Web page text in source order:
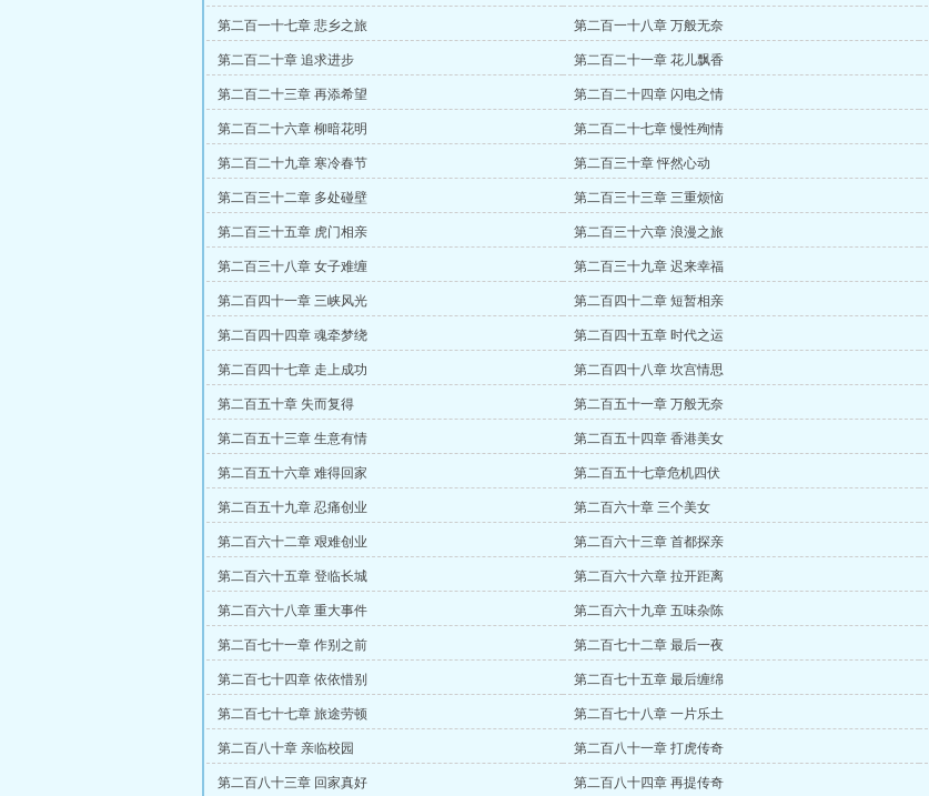
第二百一十七章 悲乡之旅 第二百一十八章 万般无奈
第二百二十章 追求进步 第二百二十一章 花儿飘香
第二百二十三章 再添希望 第二百二十四章 闪电之情
第二百二十六章 柳暗花明 第二百二十七章 慢性殉情
第二百二十九章 寒冷春节 第二百三十章 怦然心动
第二百三十二章 多处碰壁 第二百三十三章 三重烦恼
第二百三十五章 虎门相亲 第二百三十六章 浪漫之旅
第二百三十八章 女子难缠 第二百三十九章 迟来幸福
第二百四十一章 三峡风光 第二百四十二章 短暂相亲
第二百四十四章 魂牵梦绕 第二百四十五章 时代之运
第二百四十七章 走上成功 第二百四十八章 坎宫情思
第二百五十章 失而复得 第二百五十一章 万般无奈
第二百五十三章 生意有情 第二百五十四章 香港美女
第二百五十六章 难得回家 第二百五十七章危机四伏
第二百五十九章 忍痛创业 第二百六十章 三个美女
第二百六十二章 艰难创业 第二百六十三章 首都探亲
第二百六十五章 登临长城 第二百六十六章 拉开距离
第二百六十八章 重大事件 第二百六十九章 五味杂陈
第二百七十一章 作别之前 第二百七十二章 最后一夜
第二百七十四章 依依惜别 第二百七十五章 最后缠绵
第二百七十七章 旅途劳顿 第二百七十八章 一片乐土
第二百八十章 亲临校园 第二百八十一章 打虎传奇
第二百八十三章 回家真好 第二百八十四章 再提传奇